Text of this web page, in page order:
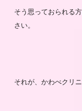
そう思っておられる
さい。
それが、かわべクリ